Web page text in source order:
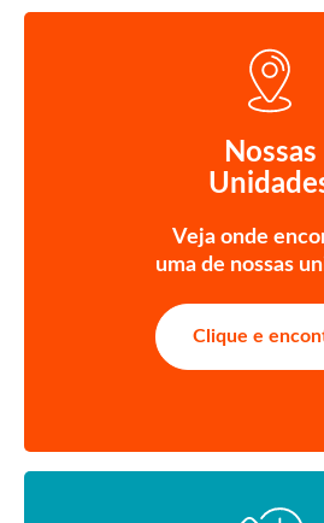
Nossas
Veja onde
uma de nossas
Clique e